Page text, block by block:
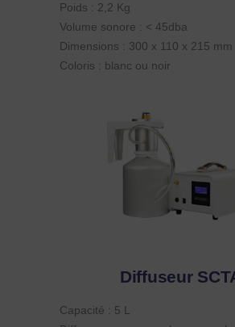
Poids : 2,2 Kg
Volume sonore : < 45dba
Dimensions : 300 x 110 x 215 mm
Coloris : blanc ou noir
Diffuseur
Capacité : 5 L